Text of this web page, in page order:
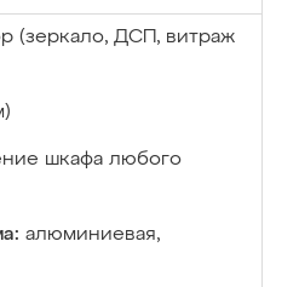
(зеркало, ДСП, витраж
шкафа любого
алюминиевая,